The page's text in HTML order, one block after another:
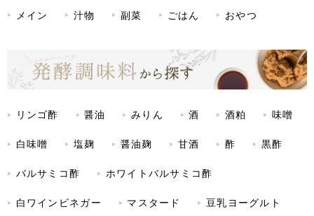
メイン 汁物 副菜 ごはん おやつ
リンゴ酢 醤油 みりん 酒 酒粕 味噌
白味噌 塩麹 醤油麹 甘酒 酢 黒酢
バルサミコ酢 ホワイトバルサミコ酢
白ワインビネガー マスタード 豆乳ヨーグルト